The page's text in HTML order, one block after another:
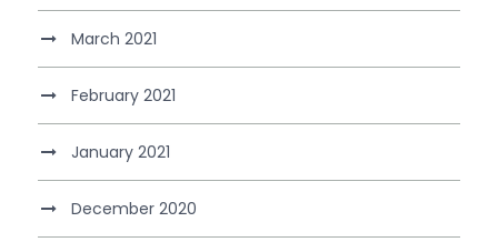
March 2021
February 2021
January 2021
December 2020